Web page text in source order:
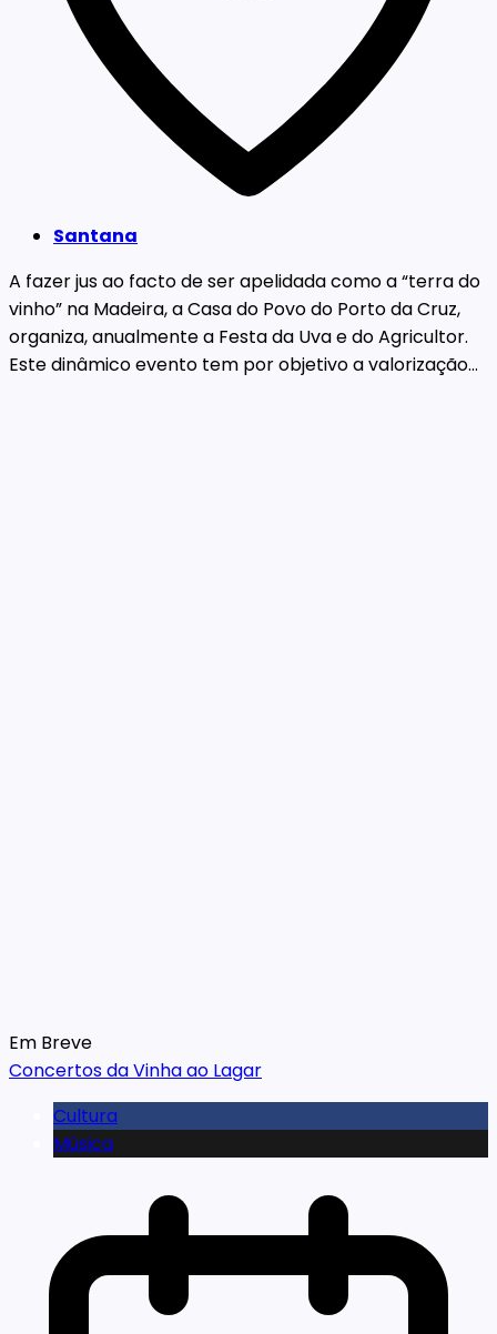
Santana
A fazer jus ao facto de ser apelidada como a “terra do
vinho” na Madeira, a Casa do Povo do Porto da Cruz,
organiza, anualmente a Festa da Uva e do Agricultor.
Este dinâmico evento tem por objetivo a valorização...
Em Breve
Concertos da Vinha ao Lagar
Cultura
Música